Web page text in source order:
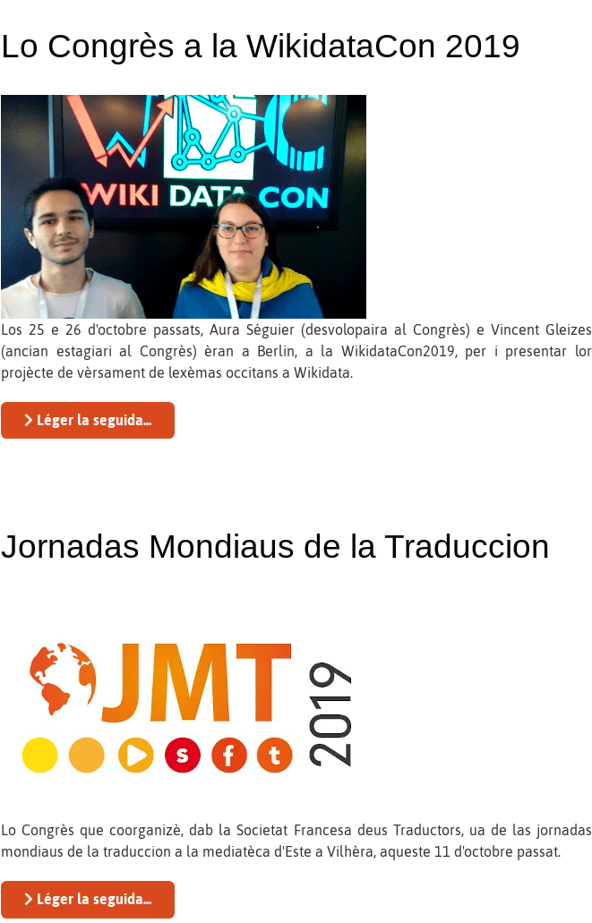
Lo Congrès a la WikidataCon 2019
Los 25 e 26 d'octobre passats, Aura Séguier (desvolopaira al Congrès) e Vincent Gleizes
(ancian estagiari al Congrès) èran a Berlin, a la WikidataCon2019, per i presentar lor
projècte de vèrsament de lexèmas occitans a Wikidata.
Léger la seguida...
Jornadas Mondiaus de la Traduccion
Lo Congrès que coorganizè, dab la Societat Francesa deus Traductors, ua de las jornadas
mondiaus de la traduccion a la mediatèca d'Este a Vilhèra, aqueste 11 d'octobre passat.
Léger la seguida...